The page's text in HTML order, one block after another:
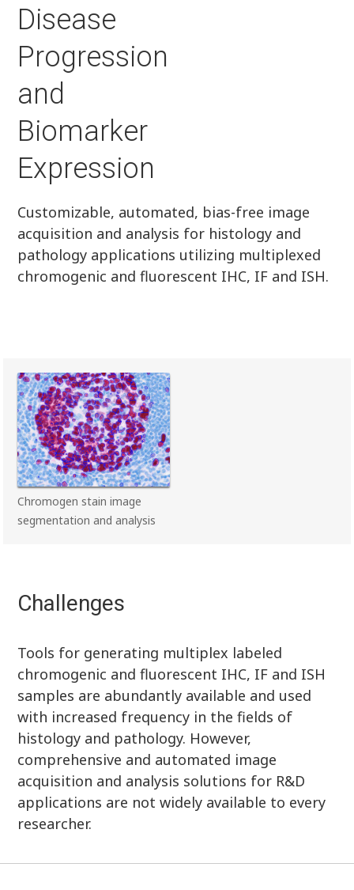
Disease
Progression
and
Biomarker
Expression
Customizable, automated, bias-free image
acquisition and analysis for histology and
pathology applications utilizing multiplexed
chromogenic and fluorescent IHC, IF and ISH.
Chromogen stain image
segmentation and analysis
Challenges
Tools for generating multiplex labeled
chromogenic and fluorescent IHC, IF and ISH
samples are abundantly available and used
with increased frequency in the fields of
histology and pathology. However,
comprehensive and automated image
acquisition and analysis solutions for R&D
applications are not widely available to every
researcher.